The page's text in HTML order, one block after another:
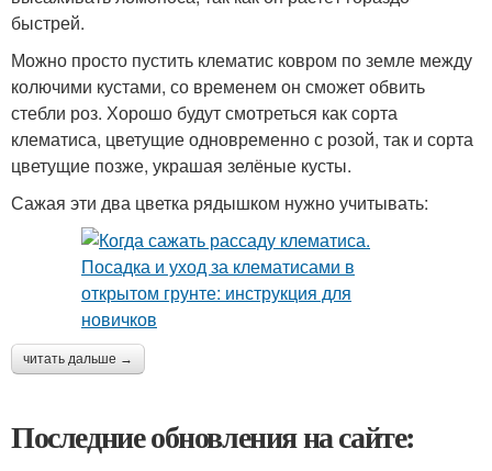
быстрей.
Можно просто пустить клематис ковром по земле между
колючими кустами, со временем он сможет обвить
стебли роз. Хорошо будут смотреться как сорта
клематиса, цветущие одновременно с розой, так и сорта
цветущие позже, украшая зелёные кусты.
Сажая эти два цветка рядышком нужно учитывать:
читать дальше →
Последние обновления на сайте: